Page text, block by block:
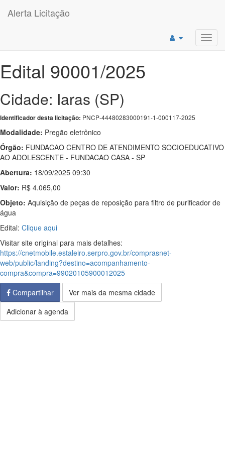
Alerta Licitação
Edital 90001/2025
Cidade: Iaras (SP)
Identificador desta licitação: PNCP-44480283000191-1-000117-2025
Modalidade: Pregão eletrônico
Órgão: FUNDACAO CENTRO DE ATENDIMENTO SOCIOEDUCATIVO
AO ADOLESCENTE - FUNDACAO CASA - SP
Abertura: 18/09/2025 09:30
Valor: R$ 4.065,00
Objeto: Aquisição de peças de reposição para filtro de purificador de
água
Edital: Clique aqui
Visitar site original para mais detalhes:
https://cnetmobile.estaleiro.serpro.gov.br/comprasnet-
web/public/landing?destino=acompanhamento-
compra&compra=99020105900012025
Compartilhar
Ver mais da mesma cidade
Adicionar à agenda